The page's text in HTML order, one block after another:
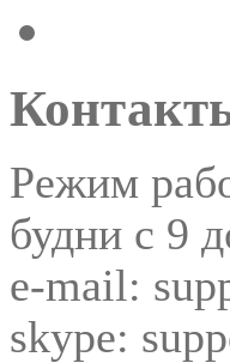
Режим
будни с 9
e-mail:
skype: